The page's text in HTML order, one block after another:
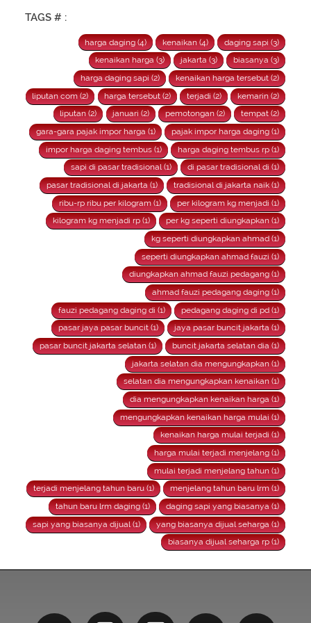
TAGS # :
harga daging (4) kenaikan (4)
daging sapi (3)
kenaikan harga (3)
jakarta (3)
biasanya (3)
harga daging sapi (2)
kenaikan harga tersebut (2)
liputan com (2)
harga tersebut (2) terjadi (2)
kemarin (2)
liputan (2)
januari (2) pemotongan (2)
tempat (2)
gara-gara pajak impor harga (1)
pajak impor harga daging (1)
impor harga daging tembus (1)
harga daging tembus rp (1)
sapi di pasar tradisional (1)
di pasar tradisional di (1)
pasar tradisional di jakarta (1)
tradisional di jakarta naik (1)
ribu-rp ribu per kilogram (1)
per kilogram kg menjadi (1)
kilogram kg menjadi rp (1)
per kg seperti diungkapkan (1)
kg seperti diungkapkan ahmad (1)
seperti diungkapkan ahmad fauzi (1)
diungkapkan ahmad fauzi pedagang (1)
ahmad fauzi pedagang daging (1)
fauzi pedagang daging di (1)
pedagang daging di pd (1)
pasar jaya pasar buncit (1)
jaya pasar buncit jakarta (1)
pasar buncit jakarta selatan (1)
buncit jakarta selatan dia (1)
jakarta selatan dia mengungkapkan (1)
selatan dia mengungkapkan kenaikan (1)
dia mengungkapkan kenaikan harga (1)
mengungkapkan kenaikan harga mulai (1)
kenaikan harga mulai terjadi (1)
harga mulai terjadi menjelang (1)
mulai terjadi menjelang tahun (1)
terjadi menjelang tahun baru (1)
menjelang tahun baru lrm (1)
tahun baru lrm daging (1)
daging sapi yang biasanya (1)
sapi yang biasanya dijual (1)
yang biasanya dijual seharga (1)
biasanya dijual seharga rp (1)